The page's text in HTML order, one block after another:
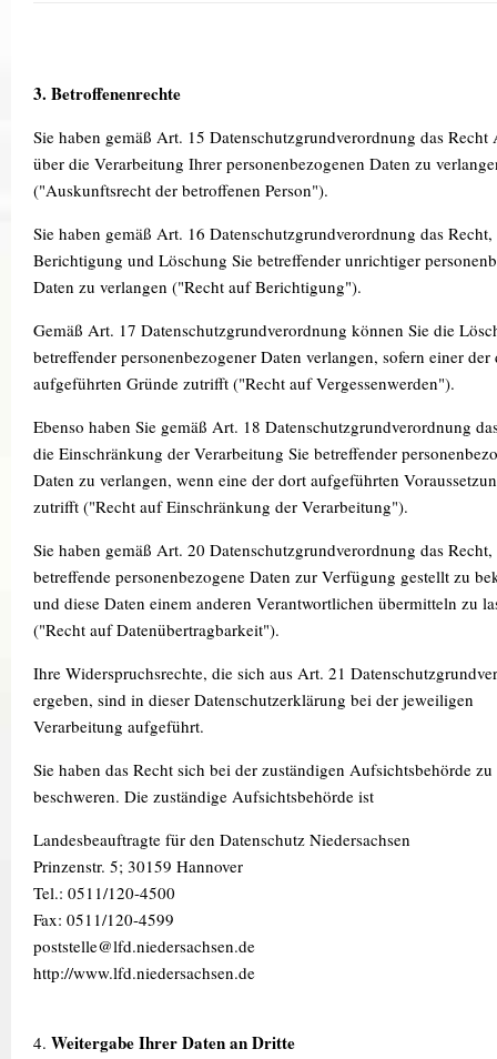
3. Betroffenenrechte
Sie haben gemäß Art. 15 Datenschutzgrundverordnung das Recht
über die Verarbeitung Ihrer personenbezogenen Daten zu
("Auskunftsrecht der betroffenen Person").
Sie haben gemäß Art. 16 Datenschutzgrundverordnung das Recht,
Berichtigung und Löschung Sie betreffender unrichtiger
Daten zu verlangen ("Recht auf Berichtigung").
Gemäß Art. 17 Datenschutzgrundverordnung können Sie die
betreffender personenbezogener Daten verlangen, sofern einer der
aufgeführten Gründe zutrifft ("Recht auf Vergessenwerden").
Ebenso haben Sie gemäß Art. 18 Datenschutzgrundverordnung
die Einschränkung der Verarbeitung Sie betreffender
Daten zu verlangen, wenn eine der dort aufgeführten
zutrifft ("Recht auf Einschränkung der Verarbeitung").
Sie haben gemäß Art. 20 Datenschutzgrundverordnung das Recht,
betreffende personenbezogene Daten zur Verfügung gestellt zu
und diese Daten einem anderen Verantwortlichen übermitteln zu
("Recht auf Datenübertragbarkeit").
Ihre Widerspruchsrechte, die sich aus Art. 21
ergeben, sind in dieser Datenschutzerklärung bei der jeweiligen
Verarbeitung aufgeführt.
Sie haben das Recht sich bei der zuständigen Aufsichtsbehörde zu
beschweren. Die zuständige Aufsichtsbehörde ist
Landesbeauftragte für den Datenschutz Niedersachsen
Prinzenstr. 5; 30159 Hannover
Tel.: 0511/120-4500
Fax: 0511/120-4599
poststelle@lfd.niedersachsen.de
http://www.lfd.niedersachsen.de
4. Weitergabe Ihrer Daten an Dritte